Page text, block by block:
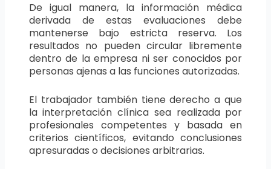
De igual manera, la información médica
derivada de estas evaluaciones debe
mantenerse bajo estricta reserva. Los
resultados no pueden circular libremente
dentro de la empresa ni ser conocidos por
personas ajenas a las funciones autorizadas.
El trabajador también tiene derecho a que
la interpretación clínica sea realizada por
profesionales competentes y basada en
criterios científicos, evitando conclusiones
apresuradas o decisiones arbitrarias.